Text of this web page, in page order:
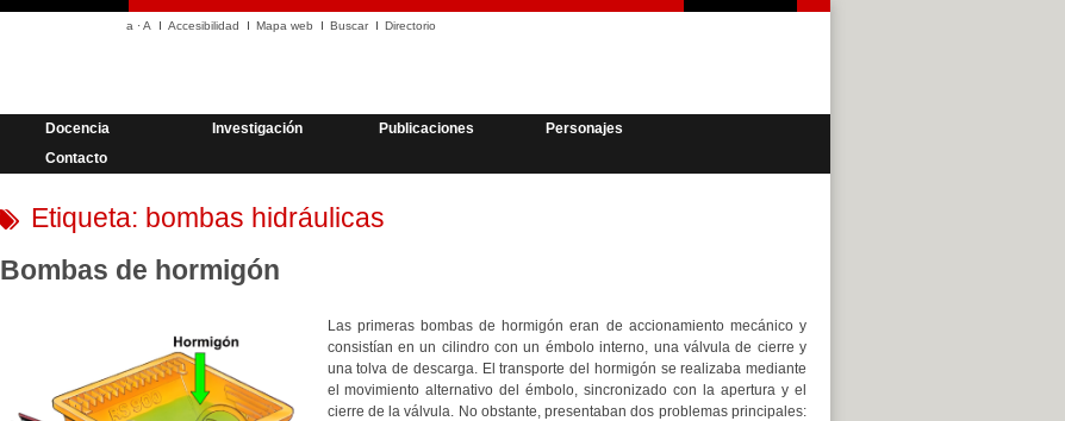
a ·A Accesibilidad Mapa web Buscar Directorio
Docencia Investigación Publicaciones
Personajes
Contacto
Etiqueta: bombas hidráulicas
Bombas de hormigón
Las primeras bombas de hormigón eran de accionamiento mecánico y
consistían en un cilindro con un émbolo interno, una válvula de cierre y
una tolva de descarga. El transporte del hormigón se realizaba mediante
el movimiento alternativo del émbolo, sincronizado con la apertura y el
cierre de la válvula. No obstante, presentaban dos problemas principales: